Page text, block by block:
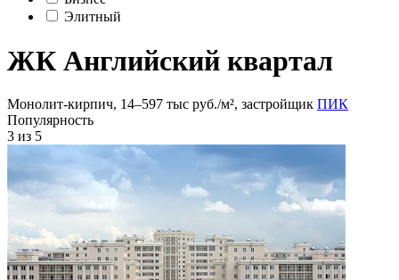
Элитный
ЖК Английский квартал
Монолит-кирпич, 14‒597 тыс руб./м², застройщик ПИК
Популярность
3 из 5